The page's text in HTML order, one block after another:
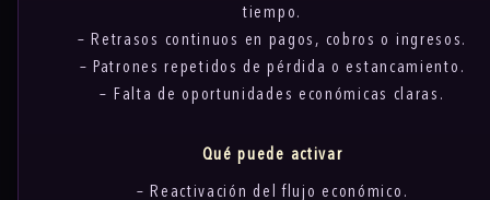
tiempo.
– Retrasos continuos en pagos, cobros o ingresos.
– Patrones repetidos de pérdida o estancamiento.
– Falta de oportunidades económicas claras.
Qué puede activar
– Reactivación del flujo económico.